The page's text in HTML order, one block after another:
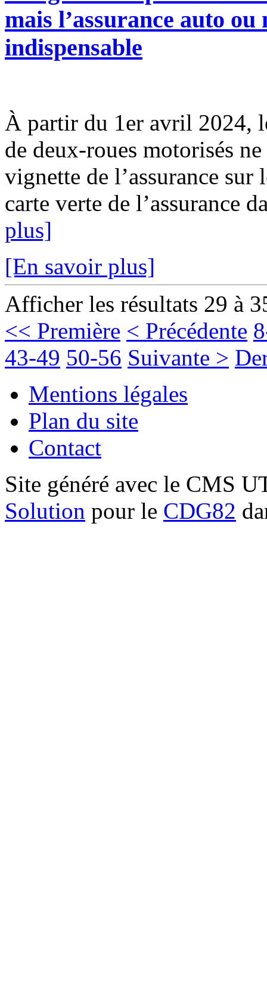
mais l’assurance auto
indispensable
À partir du 1er avril 2024,
de deux-roues motorisés
vignette de l’assurance
carte verte de l’assurance
plus]
[En savoir plus]
Afficher les résultats 29 à
<< Première < Précédente
43-49 50-56 Suivante >
Mentions légales
Plan du site
Contact
Site généré avec le CMS
Solution pour le CDG82